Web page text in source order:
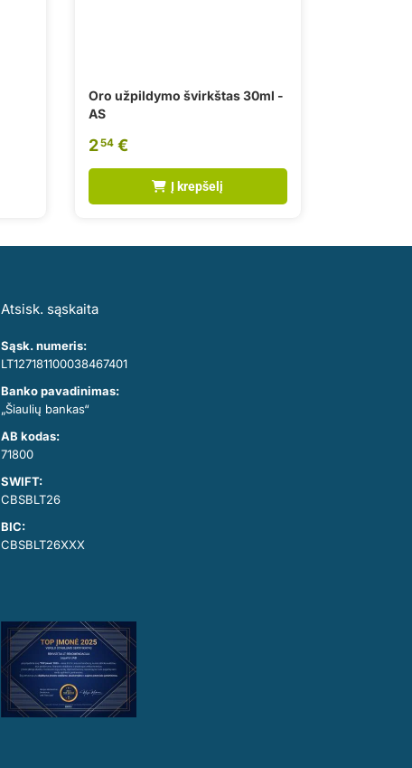
Oro užpildymo švirkštas 30ml -
AS
254 €
Į krepšelį
Atsisk. sąskaita
Sąsk. numeris:
LT127181100038467401
Banko pavadinimas:
„Šiaulių bankas“
AB kodas:
71800
SWIFT:
CBSBLT26
BIC:
CBSBLT26XXX